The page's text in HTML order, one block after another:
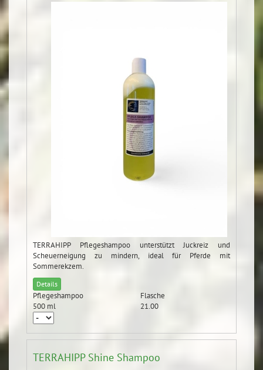
TERRAHIPP Pflegeshampoo unterstützt Juckreiz und
Scheuerneigung zu mindern, ideal für Pferde mit
Sommerekzem.
Details
Pflegeshampoo
Flasche
500 ml
21.00
TERRAHIPP Shine Shampoo